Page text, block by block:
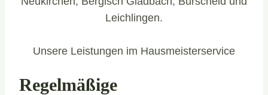
Leichlingen.
Unsere Leistungen im Hausmeisterservice
Regelmäßige